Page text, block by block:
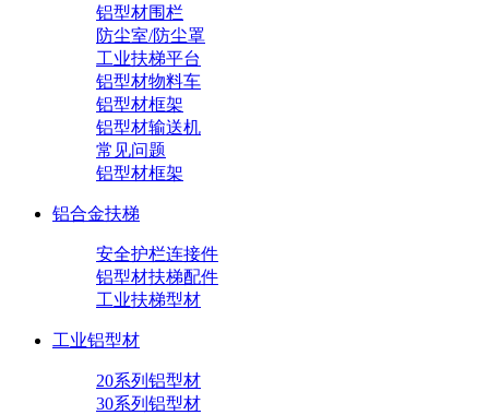
铝型材围栏
防尘室/防尘罩
工业扶梯平台
铝型材物料车
铝型材框架
铝型材输送机
常见问题
铝型材框架
铝合金扶梯
安全护栏连接件
铝型材扶梯配件
工业扶梯型材
工业铝型材
20系列铝型材
30系列铝型材